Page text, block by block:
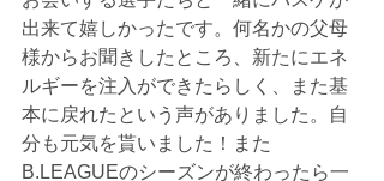
出来て嬉しかったです。何名かの父母
様からお聞きしたところ、新たにエネ
ルギーを注入ができたらしく、また基
本に戻れたという声がありました。自
分も元気を貰いました！また
B.LEAGUEのシーズンが終わったら一